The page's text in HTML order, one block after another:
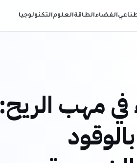
الفضاءالطاقةالعلومالتكنولوجيا
مهب الريح: